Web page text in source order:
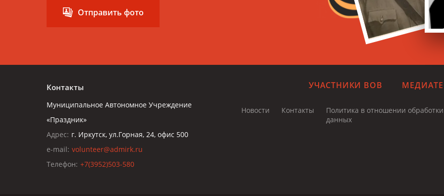
Отправить фото
Контакты
Муниципальное Автономное Учреждение
«Праздник»
Адрес: г. Иркутск, ул.Горная, 24, офис 500
e-mail: volunteer@admirk.ru
Телефон: +7(3952)503-580
УЧАСТНИКИ ВОВ
Новости Контакты
Политика в отношении
данных